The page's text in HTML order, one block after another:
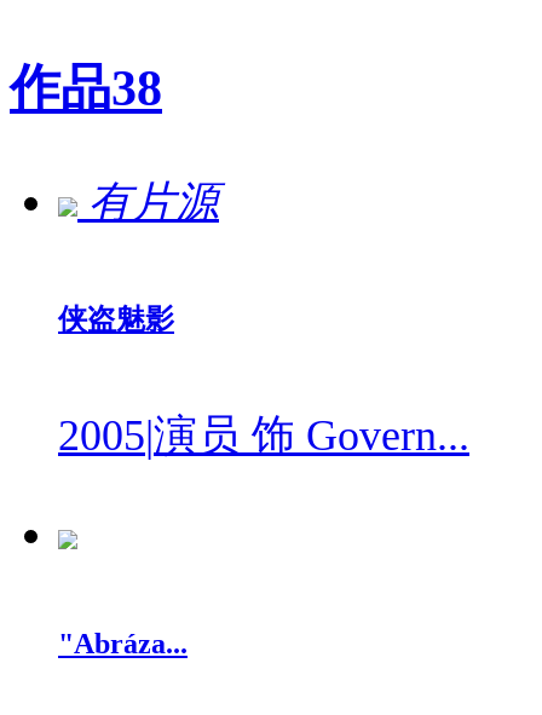
作品38
有片源
侠盗魅影
2005|演员 饰 Govern...
"Abráza...